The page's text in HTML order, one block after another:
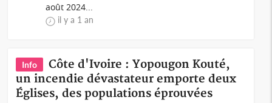
août 2024...
il y a 1 an
Info
Côte d'Ivoire : Yopougon Kouté,
un incendie dévastateur emporte deux
Églises, des populations éprouvées